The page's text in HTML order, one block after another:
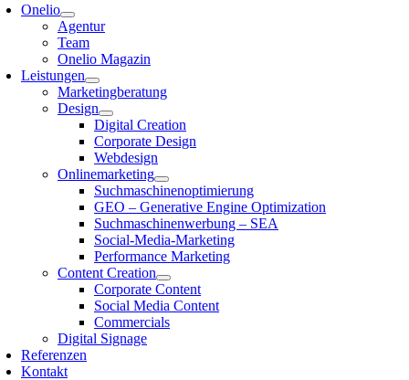
Onelio
Agentur
Team
Onelio Magazin
Leistungen
Marketingberatung
Design
Digital Creation
Corporate Design
Webdesign
Onlinemarketing
Suchmaschinenoptimierung
GEO – Generative Engine Optimization
Suchmaschinenwerbung – SEA
Social-Media-Marketing
Performance Marketing
Content Creation
Corporate Content
Social Media Content
Commercials
Digital Signage
Referenzen
Kontakt